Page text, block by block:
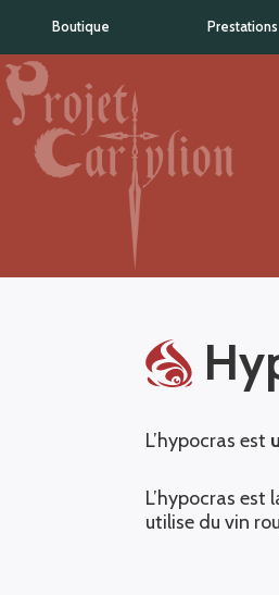
Boutique Prestations
L’hypocras est
L’hypocras
utilise du vin